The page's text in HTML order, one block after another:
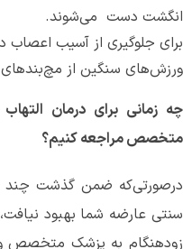
انگشت دست ‌ می‌شوند.
برای جلوگیری از آسیب‌
ورزش‌های سنگین از
چه زمانی برای درمان
متخصص‌ مراجعه کنیم؟
درصورتی‌که ضمن گذشت چند
سنتی عارضه شما بهبود
زودهنگام به پزشک متخصص و